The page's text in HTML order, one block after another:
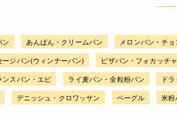
ン あんぱん・クリームパン メロンパン・チ
ージパン(ウィンナーパン) ピザパン・フォカッチャ
ンスパン・エピ ライ麦パン・全粒粉パン ド
デニッシュ・クロワッサン ベーグル 米粉